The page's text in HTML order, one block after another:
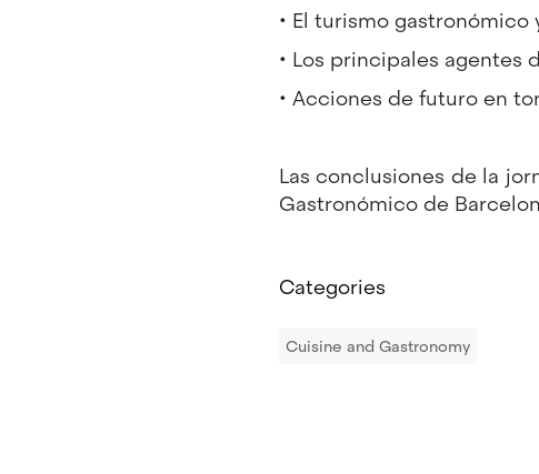
• El turismo gastronómico
• Los principales agentes
• Acciones de futuro en
Las conclusiones de la
Gastronómico de
Categories
Cuisine and Gastronomy